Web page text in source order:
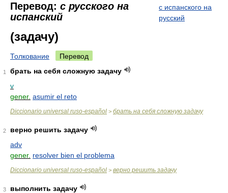
Перевод: с русского на
испанский
с испанского на
русский
(задачу)
Толкование Перевод
1
брать на себя сложную задачу
v
gener. asumir el reto
Diccionario universal ruso-español > брать на себя сложную задачу
2
верно решить задачу
adv
gener. resolver bien el problema
Diccionario universal ruso-español > верно решить задачу
3
выполнить задачу